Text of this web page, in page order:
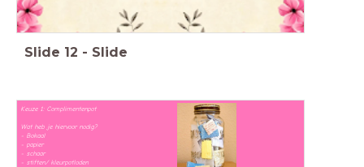
Slide 12 - Slide
Keuze 1: Complimentenpot
Wat heb je hiervoor nodig?
- Bokaal
- papier
- schaar
- stiften/ kleurpotloden